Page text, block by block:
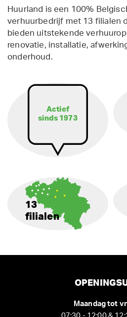
Huurland is een 100%
verhuurbedrijf met 13 filialen
bieden uitstekende
renovatie, installatie,
onderhoud.
Actief
sinds 1973
13
filialen
Maandag tot